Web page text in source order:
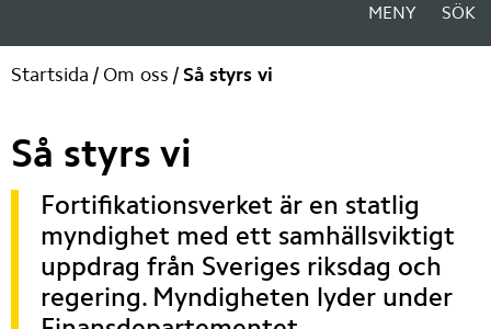
MENY SÖK
Startsida / Om oss /Så styrs vi
Så styrs vi
Fortifikationsverket är en statlig
myndighet med ett samhällsviktigt
uppdrag från Sveriges riksdag och
regering. Myndigheten lyder under